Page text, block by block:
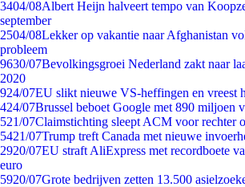
3404/08Albert Heijn halveert tempo van
september
2504/08Lekker op vakantie naar Afghanistan
probleem
9630/07Bevolkingsgroei Nederland zakt naar
2020
924/07EU slikt nieuwe VS-heffingen en vreest
424/07Brussel beboet Google met 890 miljoen
521/07Claimstichting sleept ACM voor rechter
5421/07Trump treft Canada met nieuwe
2920/07EU straft AliExpress met recordboete
euro
5920/07Grote bedrijven zetten 13.500